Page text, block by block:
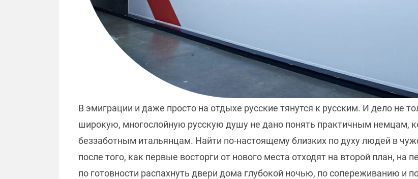
В эмиграции и даже просто на отдыхе русские тянутся к русским. И дело не
широкую, многослойную русскую душу не дано понять практичным немцам,
беззаботным итальянцам. Найти по-настоящему близких по духу людей в
после того, как первые восторги от нового места отходят на второй план, на
по готовности распахнуть двери дома глубокой ночью, по сопереживанию и